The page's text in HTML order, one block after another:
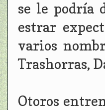
se le podría
estrar
varios
Trashorras,
Otoros